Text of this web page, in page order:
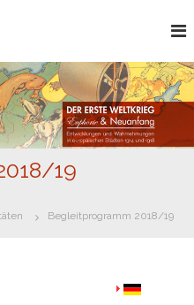
19
Begleitprogramm 2018/19